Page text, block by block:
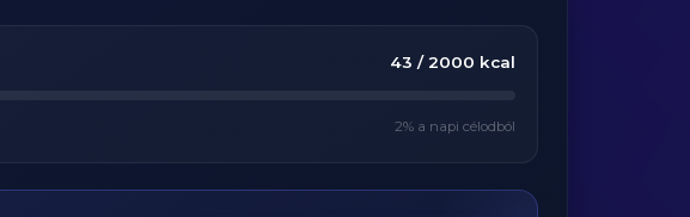
43 / 2000 kcal
2% a napi célodból